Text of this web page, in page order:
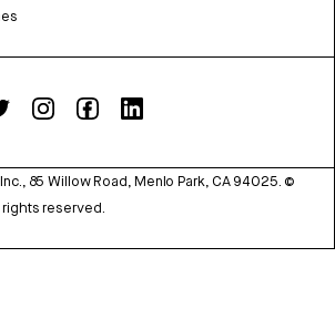
85 Willow Road, Menlo Park, CA 94025. ©
reserved.